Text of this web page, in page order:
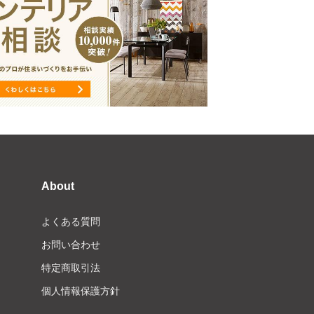
About
よくある質問
お問い合わせ
特定商取引法
個人情報保護方針